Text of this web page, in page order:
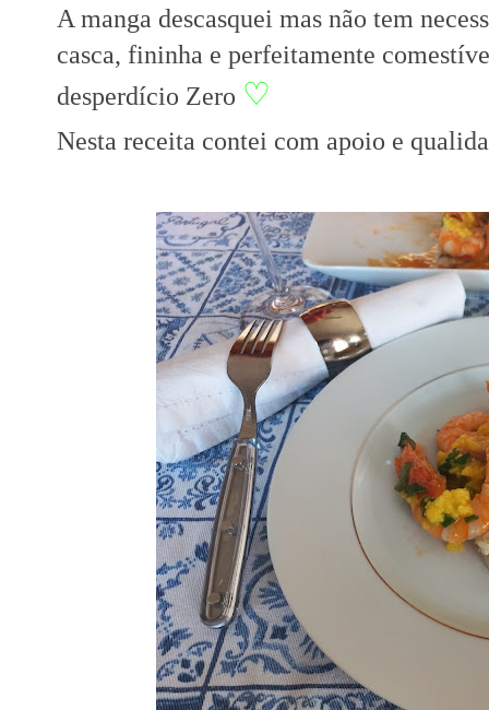
A manga descasquei mas não tem
casca, fininha e perfeitamente
desperdício Zero ♡
Nesta receita contei com apoio e